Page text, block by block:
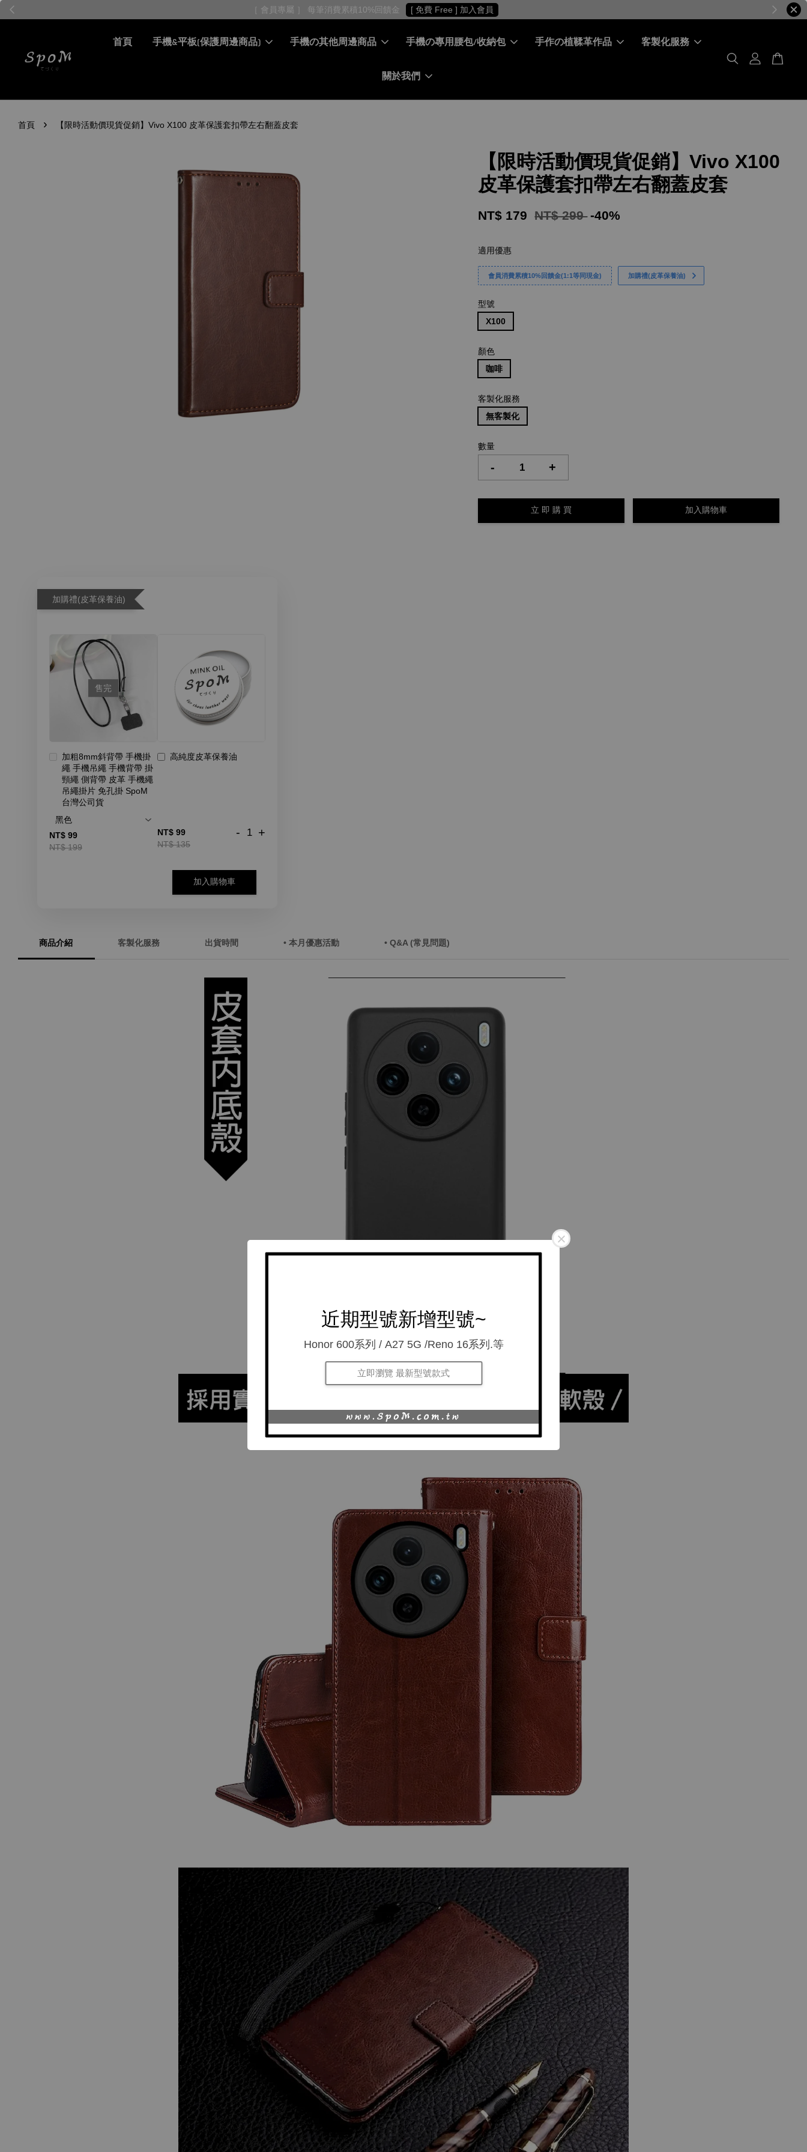
［ 會員專屬 ］ 每筆消費累積10%回饋金 [ 免費 Free ] 加入會員
近期型號新增型號~
Honor 600系列 / A27 5G /Reno 16系列.等
立即瀏覽 最新型號款式
首頁 手機&平板(保護周邊商品) 手機の其他周邊商品 手機の專用腰包/收納包 手作の植鞣革作品 客製化服務
關於我們
首頁 › 【限時活動價現貨促銷】Vivo X100 皮革保護套扣帶左右翻蓋皮套
【限時活動價現貨促銷】Vivo X100
皮革保護套扣帶左右翻蓋皮套
NT$ 179 NT$ 299 -40%
適用優惠
會員消費累積10%回饋金(1:1等同現金) 加購禮(皮革保養油)
型號
X100
顏色
咖啡
客製化服務
無客製化
數量
- +
立 即 購 買 加入購物車
加購禮(皮革保養油)
售完
加粗8mm斜背帶 手機掛
繩 手機吊繩 手機背帶 掛
頸繩 側背帶 皮革 手機繩
吊繩掛片 免孔掛 SpoM
台灣公司貨
NT$ 99
NT$ 199
高純度皮革保養油
NT$ 99
NT$ 135
- +
加入購物車
商品介紹 客製化服務 出貨時間 • 本月優惠活動 • Q&A (常見問題)